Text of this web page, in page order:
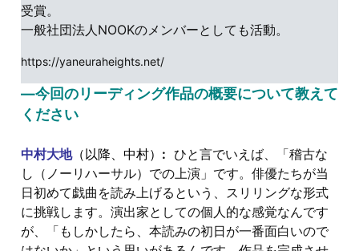
受賞。
一般社団法人NOOKのメンバーとしても活動。
https://yaneuraheights.net/
―今回のリーディング作品の概要について教えて
ください
中村大地（以降、中村） : ひと言でいえば、「稽古な
し（ノーリハーサル）での上演」です。俳優たちが当
日初めて戯曲を読み上げるという、スリリングな形式
に挑戦します。演出家としての個人的な感覚なんです
が、「もしかしたら、本読みの初日が一番面白いので